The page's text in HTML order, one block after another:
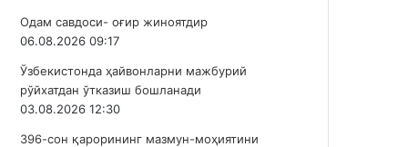
Одам савдоси- оғир жиноятдир
06.08.2026 09:17
Ўзбекистонда ҳайвонларни мажбурий
рўйхатдан ўтказиш бошланади
03.08.2026 12:30
396-сон қарорининг мазмун-моҳиятини